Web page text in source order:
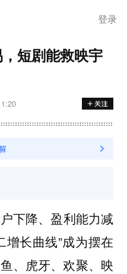
登录
短剧能救映宇
下降、盈利能力减
增长曲线”成为摆在
、虎牙、欢聚、映